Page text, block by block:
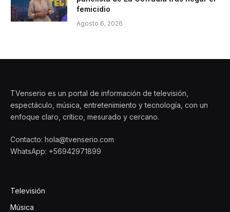
femicidio
Agosto 6, 2026
TVenserio es un portal de información de televisión,
espectáculo, música, entretenimiento y tecnología, con un
enfoque claro, crítico, mesurado y cercano.
Contacto: hola@tvenserio.com
WhatsApp: +56942971899
Televisión
Música